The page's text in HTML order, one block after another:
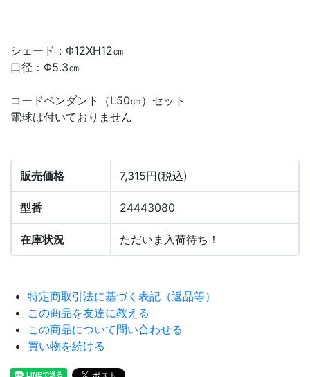
シェード：Φ12XH12㎝
口径：Φ5.3㎝
コードペンダント（L50㎝）セット
電球は付いておりません
販売価格 7,315円(税込)
型番 24443080
在庫状況 ただいま入荷待ち！
特定商取引法に基づく表記（返品等）
この商品を友達に教える
この商品について問い合わせる
買い物を続ける